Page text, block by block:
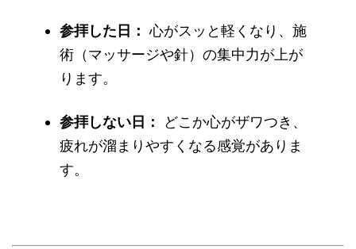
参拝した日： 心がスッと軽くなり、施
術（マッサージや針）の集中力が上が
ります。
参拝しない日：
どこか心がザワつき、
疲れが溜まりやすくなる感覚がありま
す。